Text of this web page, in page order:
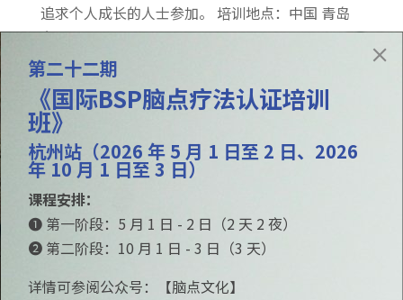
追求个人成长的人士参加。 培训地点：中国 青岛
市…
第十九期《国际BSP脑点疗法认证培训班》 第二阶
段
日期： 2025年10月4-6日（星期六、日、一） 这是
一次国际培训，全程中文授课，参与者来自世界各
地。 培训地点：中国 青岛市 培训师：师全真博
士…
段
第二十二期
《国际BSP脑点疗法认证培训
班》
杭州站（2026 年 5 月 1 日至 2 日、2026
年 10 月 1 日至 3 日）
课程安排：
❶ 第一阶段：5 月 1 日 - 2 日（2 天 2 夜）
❷ 第二阶段：10 月 1 日 - 3 日（3 天）
详情可参阅公众号：【脑点文化】